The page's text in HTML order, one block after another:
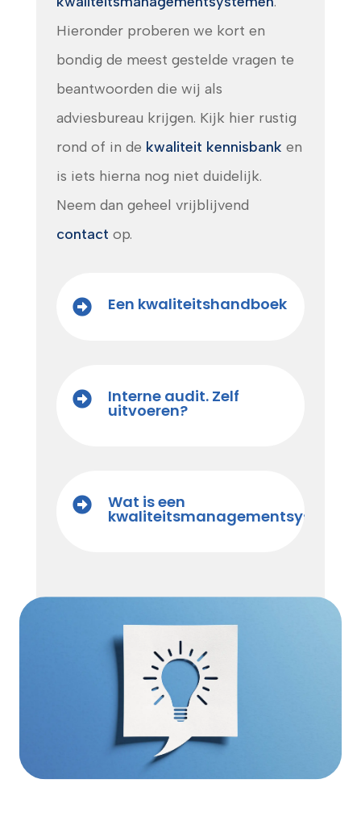
Hieronder proberen we kort en
bondig de meest gestelde vragen te
beantwoorden die wij als
adviesbureau krijgen. Kijk hier rustig
rond of in de kwaliteit kennisbank en
is iets hierna nog niet duidelijk.
Neem dan geheel vrijblijvend
contact op.
 Een kwaliteitshandboek
 Interne audit. Zelf
uitvoeren?
 Wat is een
kwaliteitsmanagementsysteem?